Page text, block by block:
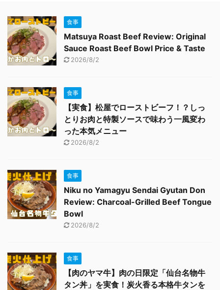
食事
Matsuya Roast Beef Review: Original
Sauce Roast Beef Bowl Price & Taste
2026/8/2
食事
【実食】松屋でローストビーフ！？しっ
とりお肉と特製ソースで味わう一風変わ
った本気メニュー
2026/8/2
食事
Niku no Yamagyu Sendai Gyutan Don
Review: Charcoal-Grilled Beef Tongue
Bowl
2026/8/2
食事
【肉のヤマ牛】肉の日限定「仙台名物牛
タン丼」を実食！炭火香る本格牛タンを